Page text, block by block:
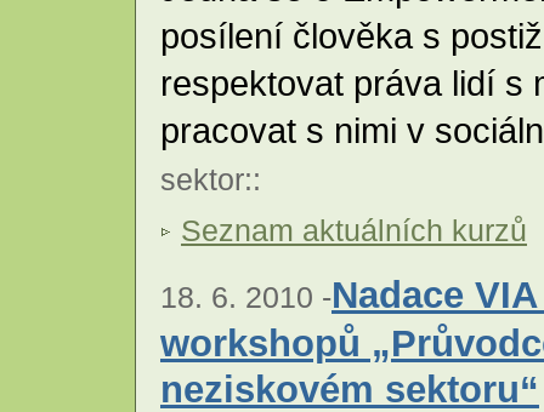
posílení člověka s
respektovat práva lidí s
pracovat s nimi v
sektor::
Seznam aktuálních kurzů
18. 6. 2010 -Nadace
workshopů
neziskovém sektoru“